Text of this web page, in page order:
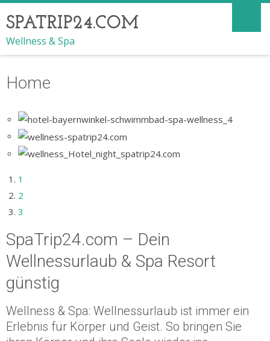
SPATRIP24.COM
Wellness & Spa
Home
1
2
3
SpaTrip24.com – Dein
Wellnessurlaub & Spa Resort
günstig
Wellness & Spa: Wellnessurlaub ist immer ein
Erlebnis für Körper und Geist. So bringen Sie